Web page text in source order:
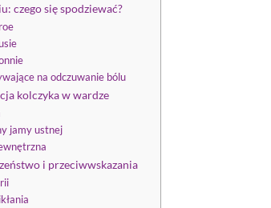
czego się spodziewać?
na odczuwanie bólu
kolczyka w wardze
jamy ustnej
i przeciwwskazania